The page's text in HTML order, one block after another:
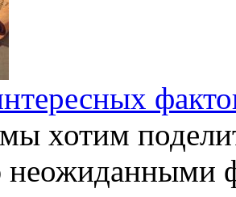
хотим
неожиданными